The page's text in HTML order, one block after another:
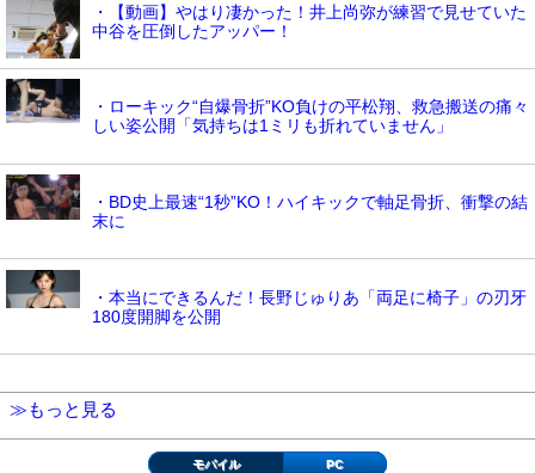
・【動画】やはり凄かった！井上尚弥が練習で見せていた
中谷を圧倒したアッパー！
・ローキック“自爆骨折”KO負けの平松翔、救急搬送の痛々
しい姿公開「気持ちは1ミリも折れていません」
・BD史上最速“1秒”KO！ハイキックで軸足骨折、衝撃の結
末に
・本当にできるんだ！長野じゅりあ「両足に椅子」の刃牙
180度開脚を公開
≫もっと見る
モバイル PC